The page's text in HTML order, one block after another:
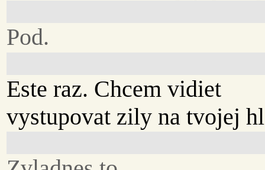
Pod.
Este raz. Chcem vidiet
vystupovat zily na tvojej